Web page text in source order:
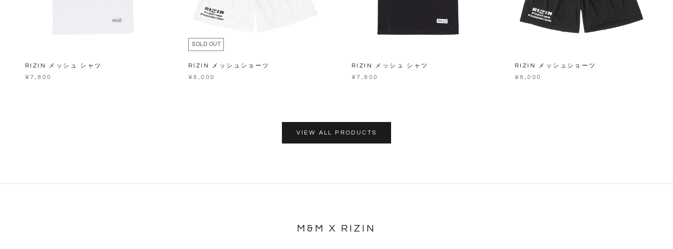
RIZIN メッシュ シャツ
¥7,800
SOLD OUT
RIZIN メッシュショーツ
¥8,000
RIZIN メッシュ シャツ
¥7,800
RIZIN メッシュショーツ
¥8,000
VIEW ALL PRODUCTS
M&M X RIZIN